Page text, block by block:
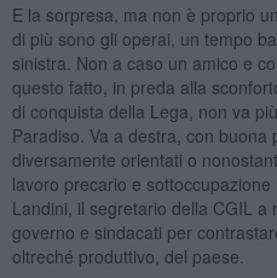
E la sorpresa, ma non è proprio
di più sono gli operai, un tempo
sinistra. Non a caso un amico e
questo fatto, in preda alla
di conquista della Lega, non va
Paradiso. Va a destra, con buona
diversamente orientati o
lavoro precario e
Landini, il segretario della CGIL a
governo e sindacati per
oltreché produttivo, del paese.